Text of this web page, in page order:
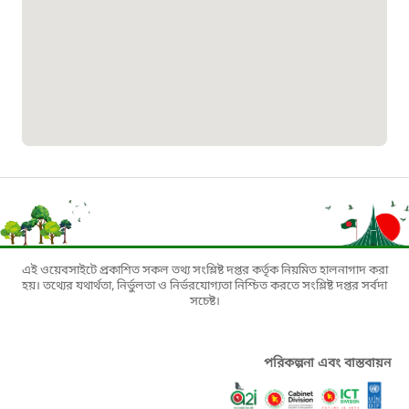
১৬১১৩
জরুরী অভ্যন্তরীণ নৌ-পরিবহন হটলাইন
১৬৪৪৫
পাসপোর্ট বাতায়ন হটলাইন
বাংলাদেশ মুক্তিযোদ্ধা কল্যাণ ট্রাস্ট
এই ওয়েবসাইটে প্রকাশিত সকল তথ্য সংশ্লিষ্ট দপ্তর কর্তৃক নিয়মিত হালনাগাদ করা
হয়। তথ্যের যথার্থতা, নির্ভুলতা ও নির্ভরযোগ্যতা নিশ্চিত করতে সংশ্লিষ্ট দপ্তর সর্বদা
সচেষ্ট।
পরিকল্পনা এবং বাস্তবায়ন